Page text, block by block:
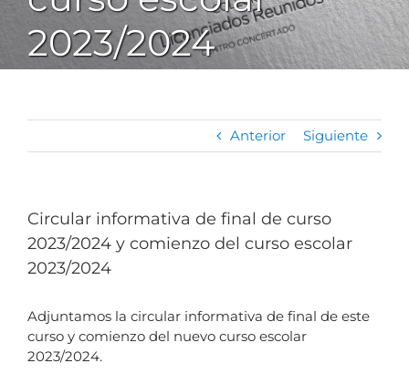
2023/2024
Anterior Siguiente
Circular informativa de final de curso
2023/2024 y comienzo del curso escolar
2023/2024
Adjuntamos la circular informativa de final de este
curso y comienzo del nuevo curso escolar
2023/2024.